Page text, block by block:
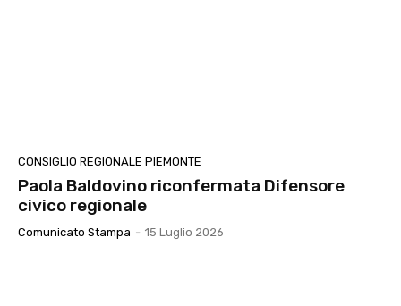
CONSIGLIO REGIONALE PIEMONTE
Paola Baldovino riconfermata Difensore
civico regionale
Comunicato Stampa - 15 Luglio 2026